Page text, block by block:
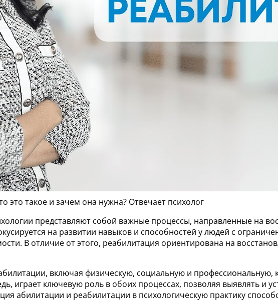
такое и зачем она нужна? Отвечает психолог
представляют собой важные процессы, направленные на
на развитии навыков и способностей у людей с
В отличие от этого, реабилитация ориентирована на
включая физическую, социальную и профессиональную,
играет ключевую роль в обоих процессах, позволяя выявлять и
абилитации и реабилитации в психологическую практику